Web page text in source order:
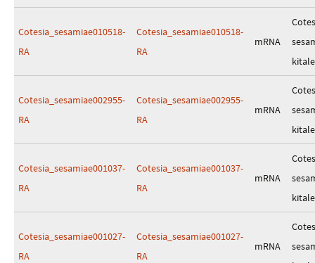
Cotesia_sesamiae010518-
RA
Cotesia_sesamiae010518-
RA
mRNA
kitale
Cotesia_sesamiae002955-
RA
Cotesia_sesamiae002955-
RA
mRNA
kitale
Cotesia_sesamiae001037-
RA
Cotesia_sesamiae001037-
RA
mRNA
kitale
Cotesia_sesamiae001027-
RA
Cotesia_sesamiae001027-
RA
mRNA